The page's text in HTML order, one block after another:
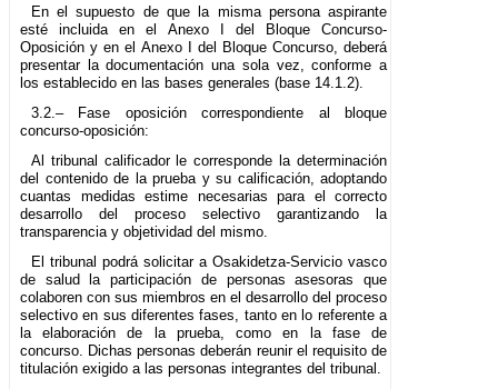
En el supuesto de que la misma persona aspirante
esté incluida en el Anexo I del Bloque Concurso-
Oposición y en el Anexo I del Bloque Concurso, deberá
presentar la documentación una sola vez, conforme a
los establecido en las bases generales (base 14.1.2).
3.2.– Fase oposición correspondiente al bloque
concurso-oposición:
Al tribunal calificador le corresponde la determinación
del contenido de la prueba y su calificación, adoptando
cuantas medidas estime necesarias para el correcto
desarrollo del proceso selectivo garantizando la
transparencia y objetividad del mismo.
El tribunal podrá solicitar a Osakidetza-Servicio vasco
de salud la participación de personas asesoras que
colaboren con sus miembros en el desarrollo del proceso
selectivo en sus diferentes fases, tanto en lo referente a
la elaboración de la prueba, como en la fase de
concurso. Dichas personas deberán reunir el requisito de
titulación exigido a las personas integrantes del tribunal.